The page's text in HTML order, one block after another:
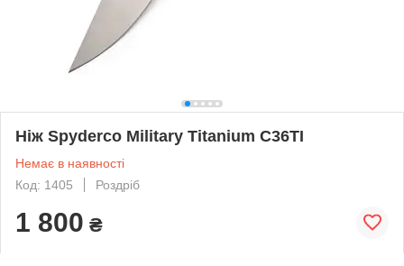
Ніж Spyderco Military Titanium C36TI
Немає в наявності
Код: 1405
Роздріб
1 800 ₴